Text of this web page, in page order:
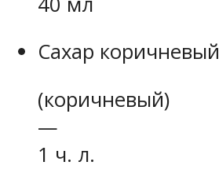
Сахар коричневый
(коричневый)
—
1 ч. л.